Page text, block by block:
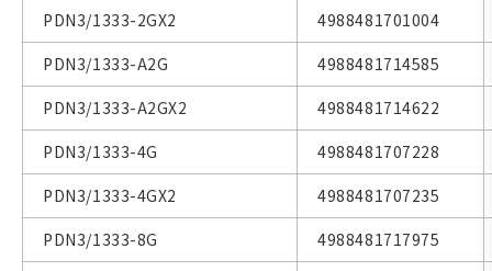
PDN3/1333-2GX2
4988481701004
PDN3/1333-A2G
4988481714585
PDN3/1333-A2GX2
4988481714622
PDN3/1333-4G
4988481707228
PDN3/1333-4GX2
4988481707235
PDN3/1333-8G
4988481717975